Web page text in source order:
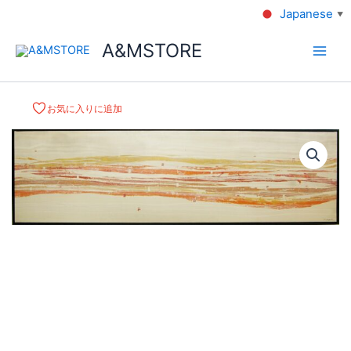
A&MSTORE
お気に入りに追加
Japanese ▼